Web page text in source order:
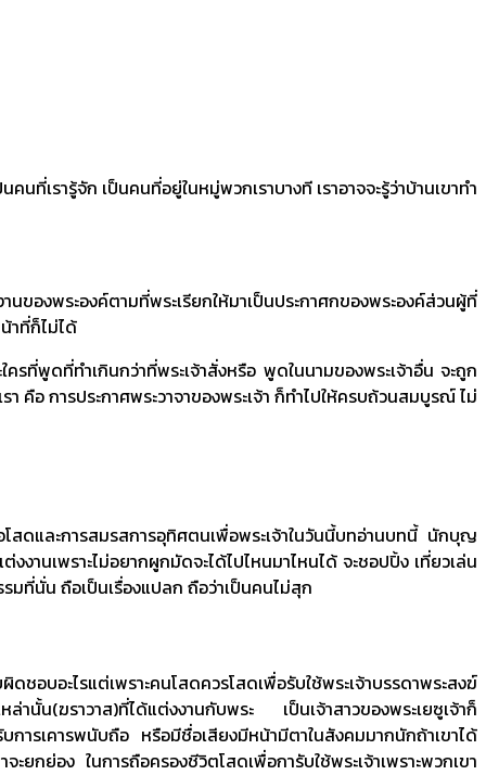
รารู้จัก เป็นคนที่อยู่ในหมู่พวกเราบางที เราอาจจะรู้ว่าบ้านเขาทำ
นของพระองค์ตามที่พระเรียกให้มาเป็นประกาศกของพระองค์ส่วนผู้ที่
าที่ก็ไม่ได้
ที่พูดที่ทำเกินกว่าที่พระเจ้าสั่งหรือ พูดในนามของพระเจ้าอื่น จะถูก
คือ การประกาศพระวาจาของพระเจ้า ก็ทำไปให้ครบถ้วนสมบูรณ์ ไม่
ดและการสมรสการอุทิศตนเพื่อพระเจ้าในวันนี้บทอ่านบทนี้ นักบุญ
งานเพราะไม่อยากผูกมัดจะได้ไปไหนมาไหนได้ จะชอปปิ้ง เที่ยวเล่น
ที่นั่น ถือเป็นเรื่องแปลก ถือว่าเป็นคนไม่สุก
อะไรแต่เพราะคนโสดควรโสดเพื่อรับใช้พระเจ้าบรรดาพระสงฆ์
ล่านั้น(ฆราวาส)ที่ได้แต่งงานกับพระ เป็นเจ้าสาวของพระเยซูเจ้าก็
การเคารพนับถือ หรือมีชื่อเสียงมีหน้ามีตาในสังคมมากนักถ้าเขาได้
ย่อง ในการถือครองชีวิตโสดเพื่อการับใช้พระเจ้าเพราะพวกเขา